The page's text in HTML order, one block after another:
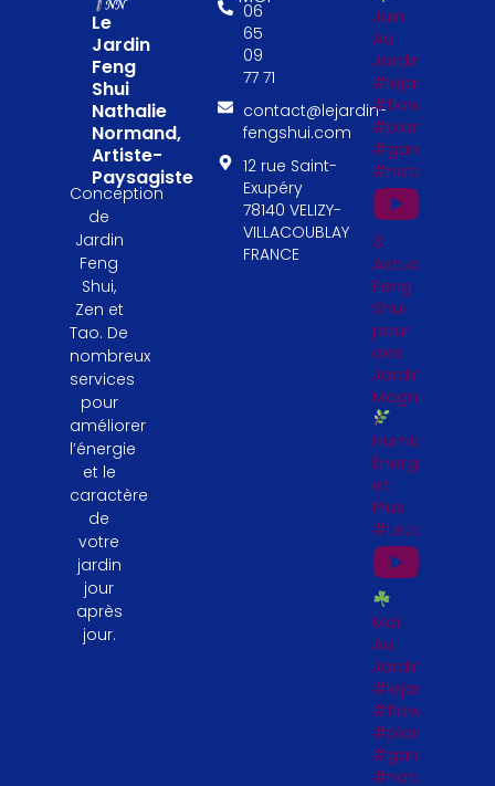
Le
Jardin
Feng
Shui
Nathalie
Normand,
Artiste-
Paysagiste
Conception
de
Jardin
Feng
Shui,
Zen et
Tao. De
nombreux
services
pour
améliorer
l’énergie
et le
caractère
de
votre
jardin
jour
après
jour.
06
65
09
77 71
contact@lejardin-
fengshui.com
12 rue Saint-
Exupéry
78140 VELIZY-
VILLACOUBLAY
FRANCE
Juin
Au
Jardin
#flowers
#garden
#naturelovers
3
Astuces
Feng
Shui
pour
des
Jardinières
Magnifiques
Humidité,
Énergie
et
Plus
Mai
Au
Jardin
#flowers
#garden
#naturelovers